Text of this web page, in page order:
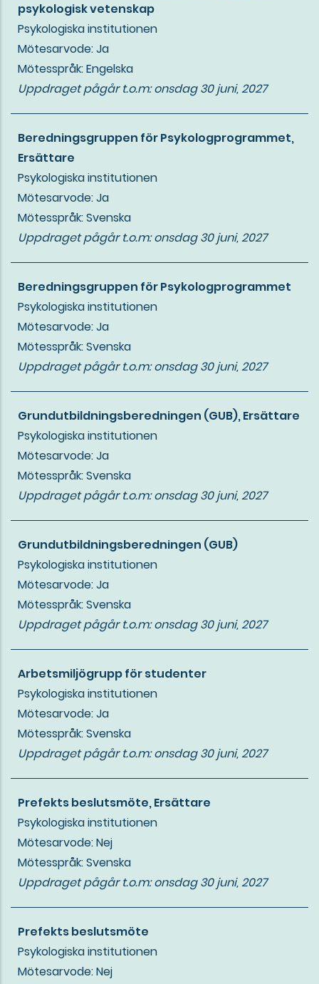
psykologisk vetenskap
Psykologiska institutionen
Mötesarvode: Ja
Mötesspråk: Engelska
Uppdraget pågår t.o.m:onsdag 30 juni, 2027
Beredningsgruppen för Psykologprogrammet,
Ersättare
Psykologiska institutionen
Mötesarvode: Ja
Mötesspråk: Svenska
Uppdraget pågår t.o.m:onsdag 30 juni, 2027
Beredningsgruppen för Psykologprogrammet
Psykologiska institutionen
Mötesarvode: Ja
Mötesspråk: Svenska
Uppdraget pågår t.o.m:onsdag 30 juni, 2027
Grundutbildningsberedningen (GUB), Ersättare
Psykologiska institutionen
Mötesarvode: Ja
Mötesspråk: Svenska
Uppdraget pågår t.o.m:onsdag 30 juni, 2027
Grundutbildningsberedningen (GUB)
Psykologiska institutionen
Mötesarvode: Ja
Mötesspråk: Svenska
Uppdraget pågår t.o.m:onsdag 30 juni, 2027
Arbetsmiljögrupp för studenter
Psykologiska institutionen
Mötesarvode: Ja
Mötesspråk: Svenska
Uppdraget pågår t.o.m:onsdag 30 juni, 2027
Prefekts beslutsmöte, Ersättare
Psykologiska institutionen
Mötesarvode: Nej
Mötesspråk: Svenska
Uppdraget pågår t.o.m:onsdag 30 juni, 2027
Prefekts beslutsmöte
Psykologiska institutionen
Mötesarvode: Nej